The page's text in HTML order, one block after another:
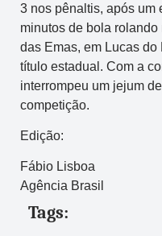
3 nos pênaltis, após um
minutos de bola
das Emas, em Lucas
título estadual. Com a
interrompeu um jejum
competição.
Edição:
Fábio Lisboa
Agência Brasil
Tags: